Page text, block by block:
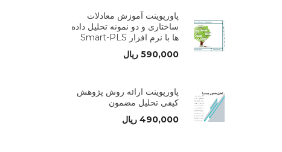
پاورپوینت آموزش معادلات
ساختاری و دو نمونه تحلیل داده
ها با نرم افزار Smart-PLS
590,000 ریال
پاورپوینت ارائه روش پژوهش
کیفی تحلیل مضمون
490,000 ریال